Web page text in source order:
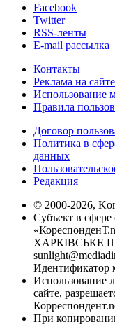
Facebook
Twitter
RSS-ленты
E-mail рассылка
Контакты
Реклама на сайте
Использование
Правила
Договор
Политика в
данных
Редакция
© 2000-2026,
Субъект в
ХАРКІВСЬКЕ
Идентификатор
Использование
сайте,
При